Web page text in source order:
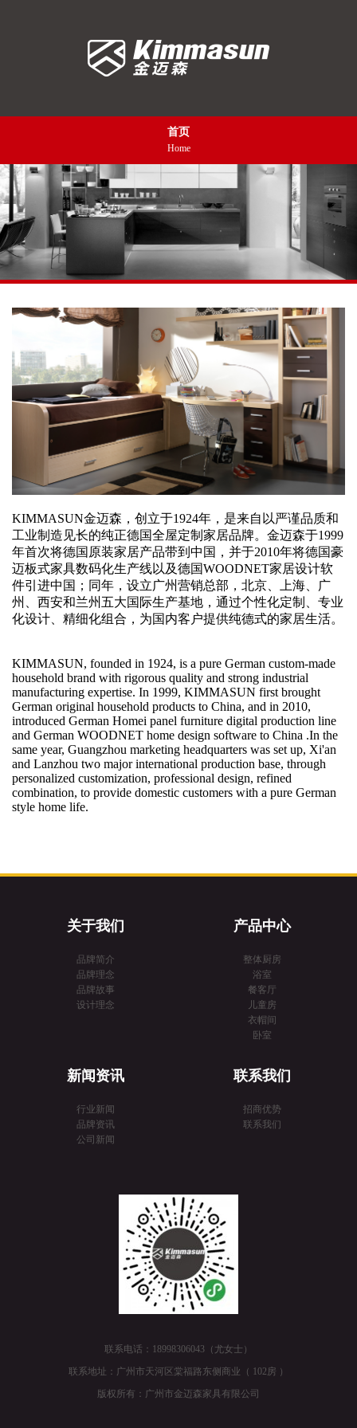
首页
Home
KIMMASUN金迈森，创立于1924年，是来自以严谨品质和
工业制造见长的纯正德国全屋定制家居品牌。金迈森于1999
年首次将德国原装家居产品带到中国，并于2010年将德国豪
迈板式家具数码化生产线以及德国WOODNET家居设计软
件引进中国；同年，设立广州营销总部，北京、上海、广
州、西安和兰州五大国际生产基地，通过个性化定制、专业
化设计、精细化组合，为国内客户提供纯德式的家居生活。
KIMMASUN, founded in 1924, is a pure German custom-made
household brand with rigorous quality and strong industrial
manufacturing expertise. In 1999, KIMMASUN first brought
German original household products to China, and in 2010,
introduced German Homei panel furniture digital production line
and German WOODNET home design software to China .In the
same year, Guangzhou marketing headquarters was set up, Xi'an
and Lanzhou two major international production base, through
personalized customization, professional design, refined
combination, to provide domestic customers with a pure German
style home life.
关于我们
品牌简介
品牌理念
品牌故事
设计理念
产品中心
整体厨房
浴室
餐客厅
儿童房
衣帽间
卧室
新闻资讯
行业新闻
品牌资讯
公司新闻
联系我们
招商优势
联系我们
联系电话：18998306043（尤女士）
联系地址：广州市天河区棠福路东侧商业（ 102房 ）
版权所有：广州市金迈森家具有限公司